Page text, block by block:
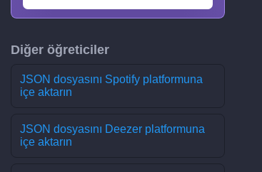
Diğer öğreticiler
JSON dosyasını Spotify platformuna
içe aktarın
JSON dosyasını Deezer platformuna
içe aktarın